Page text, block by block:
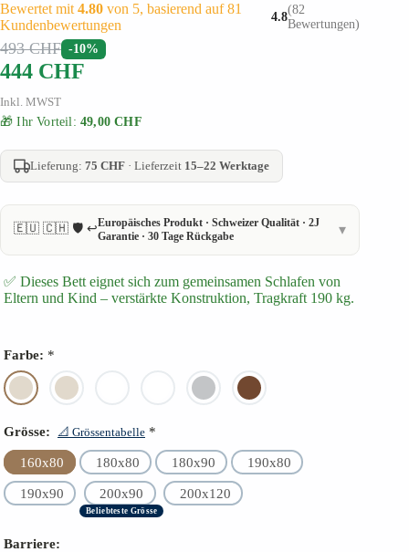
Bewertet mit 4.80 von 5, basierend auf81
Kundenbewertungen
4.8
(82
Bewertungen)
-10%
493CHF
444 CHF
Inkl. MWST
🎁 Ihr Vorteil: 49,00 CHF
Lieferung: 75 CHF · Lieferzeit 15–22 Werktage
🇪🇺 🇨🇭 🛡️ ↩️Europäisches Produkt · Schweizer Qualität · 2J
Garantie · 30 Tage Rückgabe
▾
🇨🇭 Schweizer Qualität – lokale Lieferung
🌿 FSC Zertifikat
📦 Zuverlässige Lieferung
✅ Dieses Bett eignet sich zum gemeinsamen Schlafen von
Eltern und Kind – verstärkte Konstruktion, Tragkraft 190 kg.
Farbe: *
Grösse: 📐 Grössentabelle *
160x80 180x80 180x90 190x80
190x90 200x90
Beliebteste Grösse
200x120
Barriere: